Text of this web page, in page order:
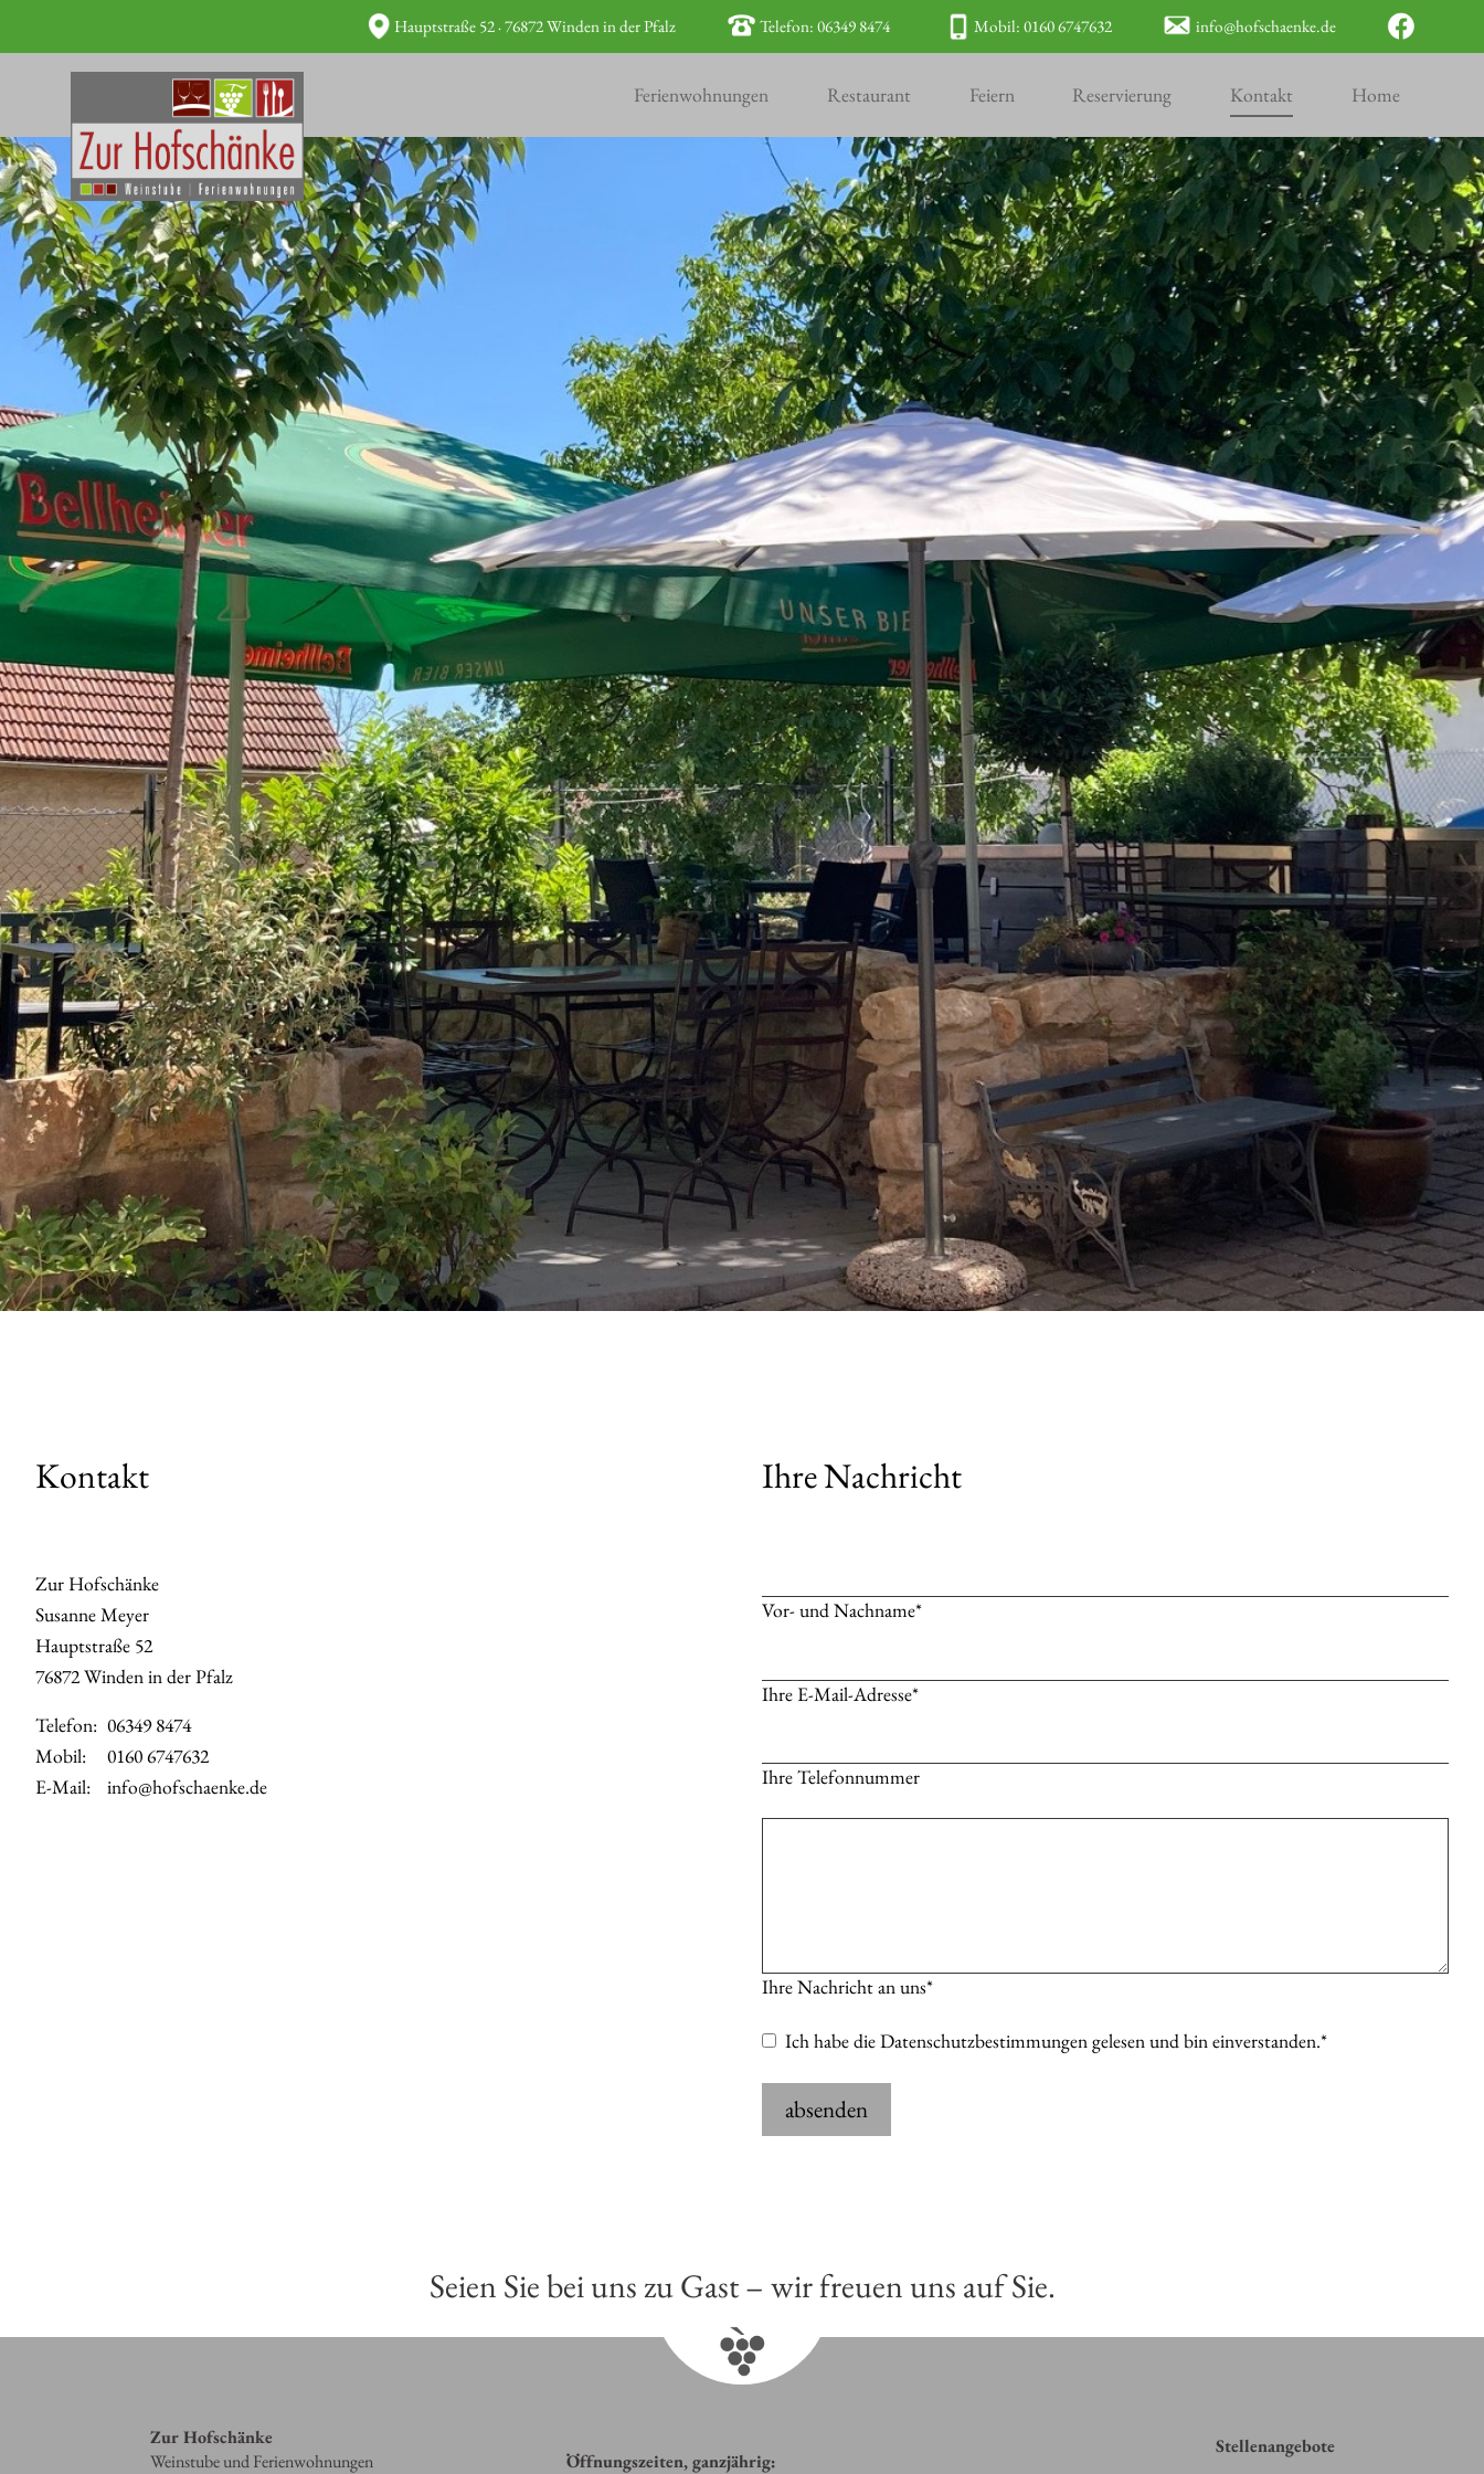
Hauptstraße 52 · 76872 Winden in der Pfalz Telefon: 06349 8474 Mobil: 0160 6747632 info@hofschaenke.de
Ferienwohnungen Restaurant Feiern Reservierung Kontakt Home
Kontakt
Zur Hofschänke
Susanne Meyer
Hauptstraße 52
76872 Winden in der Pfalz
Telefon: 06349 8474
Mobil:
0160 6747632
E-Mail:
info@hofschaenke.de
Ihre Nachricht
Vor- und Nachname*
Ihre E-Mail-Adresse*
Ihre Telefonnummer
Ihre Nachricht an uns*
Ich habe dieDatenschutzbestimmungengelesen und bin einverstanden.*
absenden
Seien Sie bei uns zu Gast – wir freuen uns auf Sie.
Zur Hofschänke
Weinstube und Ferienwohnungen
Öffnungszeiten, ganzjährig:
Stellenangebote